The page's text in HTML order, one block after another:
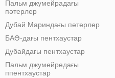
Пальм джумейрадағы
пәтерлер
Дубай Мариндағы пәтерлер
БАӘ-дағы пентхаустар
Дубайдағы пентхаустар
Пальм джумейредағы
ппентхаустар